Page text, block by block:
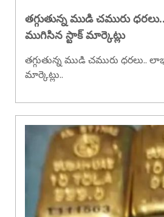
తగ్గుతున్న ముడి చమురు
ముగిసిన స్టాక్ మార్కెట్లు
తగ్గుతున్న ముడి చమురు ధరలు.. లాభాలతో ముగిసిన స్టాక్
మార్కెట్లు..